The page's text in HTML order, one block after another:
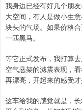
我身边已经有好几个朋
大空间，有人是做小生
块头的气场。如果价格
一匹黑马。
等它正式发布，我打算
空气悬架的滤震表现，
再漂亮，开起来的感受才
这车给我的感觉就是，